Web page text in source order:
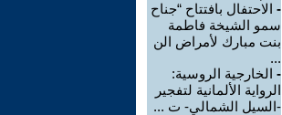
- الاحتفال بافتتاح “جناح
سمو الشيخة فاطمة
بنت مبارك لأمراض الن
...
- الخارجية الروسية:
الرواية الألمانية لتفجير
-السيل الشمالي- ت ...